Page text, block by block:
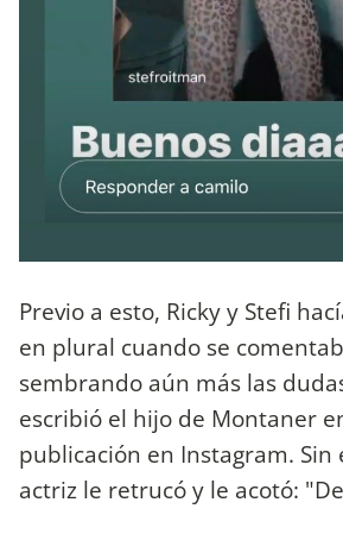
Previo a esto, Ricky y Stefi
en plural cuando se
sembrando aún más las
escribió el hijo de Montaner
publicación en Instagram. Sin
actriz le retrucó y le acotó: